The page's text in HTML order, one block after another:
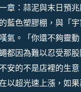
章：蒜泥與末日預
藍色塑膠棚，與「
氣。「你還不夠靈
都因為難以忍受那
安的不是店裡的生
以超光速上漲，如